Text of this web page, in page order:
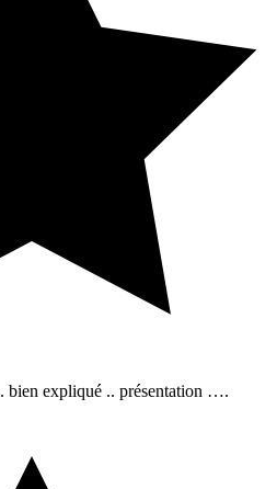
bien expliqué .. présentation ….